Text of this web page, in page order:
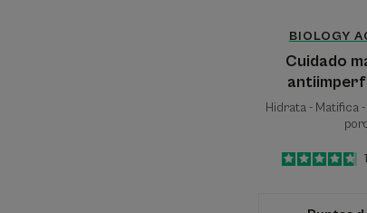
BIOLOGY
Cuidado
Hidrata - Matifica